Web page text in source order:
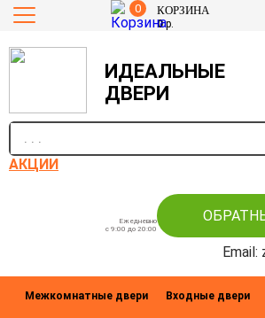
0 КОРЗИНА
0р.
ИДЕАЛЬНЫЕ
ДВЕРИ
АКЦИИ
Ежедневно
c 9:00 до 20:00
Email:
Межкомнатные двери Входные двери